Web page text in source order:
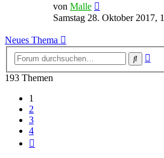
von Malle
Beitrag
Samstag 28. Oktober 2017,
Neues Thema
Suche
193 Themen
1
2
3
4